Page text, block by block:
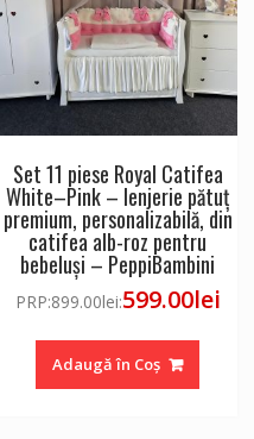
Set 11 piese Royal Catifea
White–Pink – lenjerie pătuț
premium, personalizabilă, din
catifea alb-roz pentru
bebeluși – PeppiBambini
PRP:899.00lei:599.00lei
Adaugă în Coș